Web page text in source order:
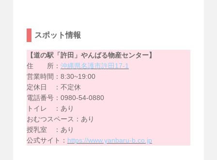
スポット情報
【道の駅「許田」やんばる物産センター】
住 所： 沖縄県名護市許田17-1
営業時間：8:30~19:00
定休日 ：不定休
電話番号：0980-54-0880
トイレ ：あり
おむつスペース：あり
授乳室 ：あり
公式サイト： https://www.yanbaru-b.co.jp